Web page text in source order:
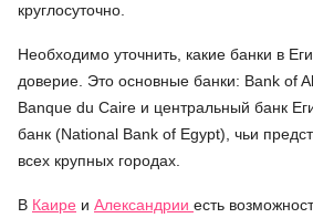
круглосуточно.
Необходимо уточнить, какие банки в
доверие. Это основные банки: Bank of
Banque du Caire и центральный банк
банк (National Bank of Egypt), чьи
всех крупных городах.
В Каире и Александрии есть